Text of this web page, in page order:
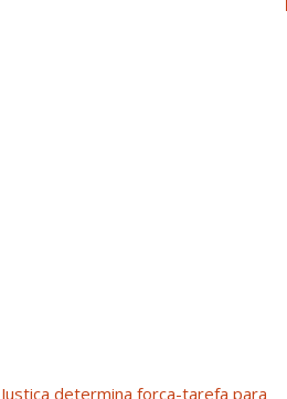
Justiça determina força-tarefa para